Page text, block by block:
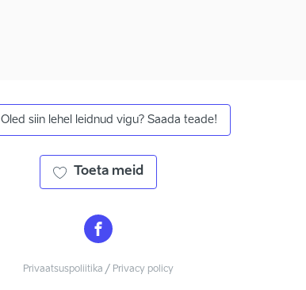
Oled siin lehel leidnud vigu? Saada teade!
Toeta meid
Privaatsuspoliitika / Privacy policy